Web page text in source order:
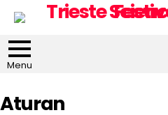
Menu
Aturan